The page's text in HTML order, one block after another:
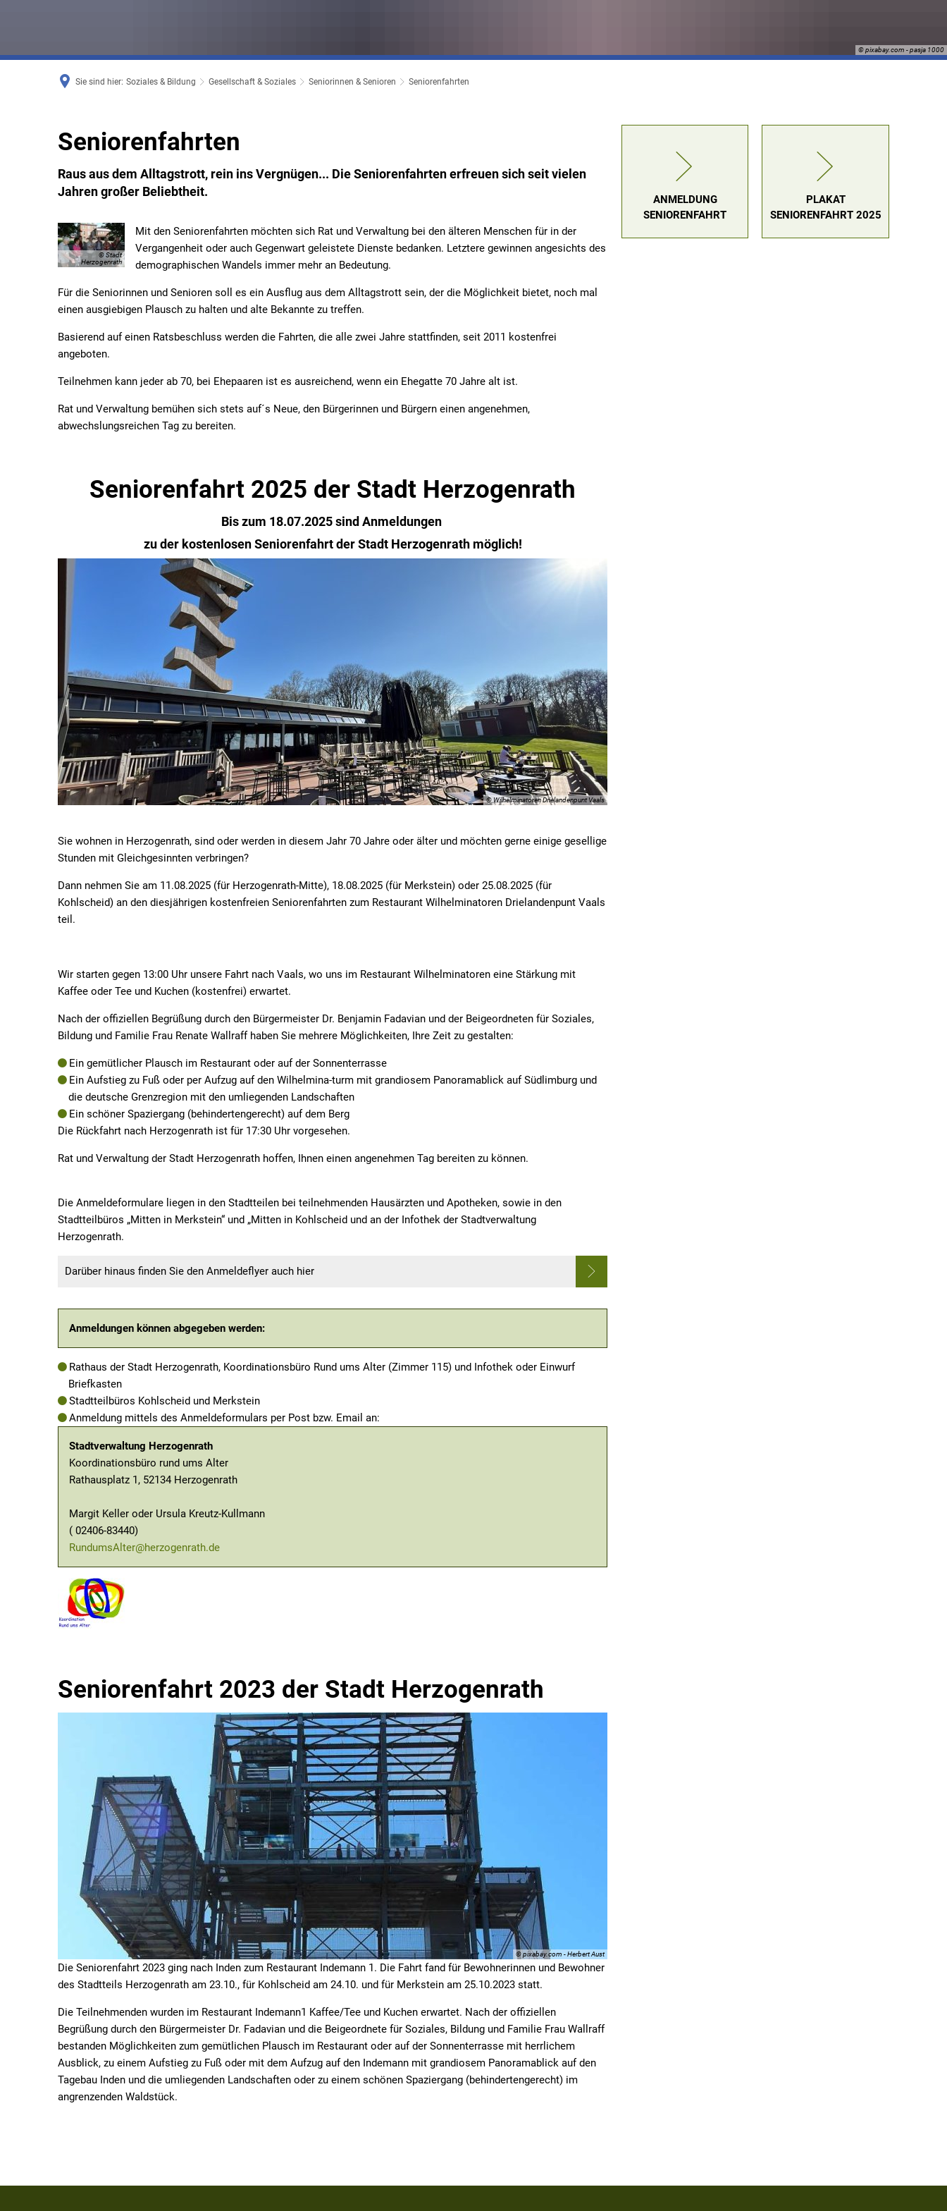
© pixabay.com - pasja 1000
Sie sind hier: Soziales & Bildung Gesellschaft & Soziales Seniorinnen & Senioren Seniorenfahrten
Seniorenfahrten
Raus aus dem Alltagstrott, rein ins Vergnügen... Die Seniorenfahrten erfreuen sich seit vielen
Jahren großer Beliebtheit.
© Stadt
Herzogenrath
Mit den Seniorenfahrten möchten sich Rat und Verwaltung bei den älteren Menschen für in der
Vergangenheit oder auch Gegenwart geleistete Dienste bedanken. Letztere gewinnen angesichts des
demographischen Wandels immer mehr an Bedeutung.
Für die Seniorinnen und Senioren soll es ein Ausflug aus dem Alltagstrott sein, der die Möglichkeit bietet, noch mal
einen ausgiebigen Plausch zu halten und alte Bekannte zu treffen.
Basierend auf einen Ratsbeschluss werden die Fahrten, die alle zwei Jahre stattfinden, seit 2011 kostenfrei
angeboten.
Teilnehmen kann jeder ab 70, bei Ehepaaren ist es ausreichend, wenn ein Ehegatte 70 Jahre alt ist.
Rat und Verwaltung bemühen sich stets auf´s Neue, den Bürgerinnen und Bürgern einen angenehmen,
abwechslungsreichen Tag zu bereiten.
Seniorenfahrt 2025 der Stadt Herzogenrath
Bis zum 18.07.2025 sind Anmeldungen
zu der kostenlosen Seniorenfahrt der Stadt Herzogenrath möglich!
© Wilhelminatoren Drielandenpunt Vaals
Sie wohnen in Herzogenrath, sind oder werden in diesem Jahr 70 Jahre oder älter und möchten gerne einige gesellige
Stunden mit Gleichgesinnten verbringen?
Dann nehmen Sie am 11.08.2025 (für Herzogenrath-Mitte), 18.08.2025 (für Merkstein) oder 25.08.2025 (für
Kohlscheid) an den diesjährigen kostenfreien Seniorenfahrten zum Restaurant Wilhelminatoren Drielandenpunt Vaals
teil.
Wir starten gegen 13:00 Uhr unsere Fahrt nach Vaals, wo uns im Restaurant Wilhelminatoren eine Stärkung mit
Kaffee oder Tee und Kuchen (kostenfrei) erwartet.
Nach der offiziellen Begrüßung durch den Bürgermeister Dr. Benjamin Fadavian und der Beigeordneten für Soziales,
Bildung und Familie Frau Renate Wallraff haben Sie mehrere Möglichkeiten, Ihre Zeit zu gestalten:
Ein gemütlicher Plausch im Restaurant oder auf der Sonnenterrasse
Ein Aufstieg zu Fuß oder per Aufzug auf den Wilhelmina-turm mit grandiosem Panoramablick auf Südlimburg und
die deutsche Grenzregion mit den umliegenden Landschaften
Ein schöner Spaziergang (behindertengerecht) auf dem Berg
Die Rückfahrt nach Herzogenrath ist für 17:30 Uhr vorgesehen.
Rat und Verwaltung der Stadt Herzogenrath hoffen, Ihnen einen angenehmen Tag bereiten zu können.
Die Anmeldeformulare liegen in den Stadtteilen bei teilnehmenden Hausärzten und Apotheken, sowie in den
Stadtteilbüros „Mitten in Merkstein“ und „Mitten in Kohlscheid und an der Infothek der Stadtverwaltung
Herzogenrath.
Darüber hinaus finden Sie den Anmeldeflyer auch hier
Anmeldungen können abgegeben werden:
Rathaus der Stadt Herzogenrath, Koordinationsbüro Rund ums Alter (Zimmer 115) und Infothek oder Einwurf
Briefkasten
Stadtteilbüros Kohlscheid und Merkstein
Anmeldung mittels des Anmeldeformulars per Post bzw. Email an:
Stadtverwaltung Herzogenrath
Koordinationsbüro rund ums Alter
Rathausplatz 1, 52134 Herzogenrath
Margit Keller oder Ursula Kreutz-Kullmann
( 02406-83440)
RundumsAlter@herzogenrath.de
Seniorenfahrt 2023 der Stadt Herzogenrath
© pixabay.com - Herbert Aust
Die Seniorenfahrt 2023 ging nach Inden zum Restaurant Indemann 1. Die Fahrt fand für Bewohnerinnen und Bewohner
des Stadtteils Herzogenrath am 23.10., für Kohlscheid am 24.10. und für Merkstein am 25.10.2023 statt.
Die Teilnehmenden wurden im Restaurant Indemann1 Kaffee/Tee und Kuchen erwartet. Nach der offiziellen
Begrüßung durch den Bürgermeister Dr. Fadavian und die Beigeordnete für Soziales, Bildung und Familie Frau Wallraff
bestanden Möglichkeiten zum gemütlichen Plausch im Restaurant oder auf der Sonnenterrasse mit herrlichem
Ausblick, zu einem Aufstieg zu Fuß oder mit dem Aufzug auf den Indemann mit grandiosem Panoramablick auf den
Tagebau Inden und die umliegenden Landschaften oder zu einem schönen Spaziergang (behindertengerecht) im
angrenzenden Waldstück.
ANMELDUNG
SENIORENFAHRT
PLAKAT
SENIORENFAHRT 2025